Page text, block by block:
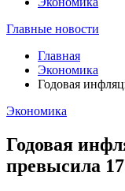
Главные новости
Главная
Экономика
Годовая
Экономика
Годовая
превысила